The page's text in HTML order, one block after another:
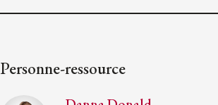
Personne-ressource